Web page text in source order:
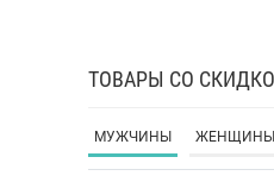
ТОВАРЫ СО
МУЖЧИНЫ ЖЕНЩИНЫ